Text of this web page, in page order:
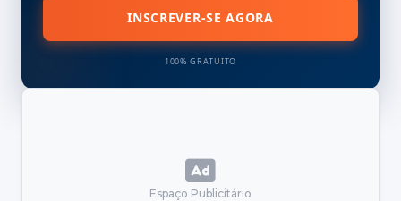
INSCREVER-SE AGORA
100% GRATUITO
Espaço Publicitário